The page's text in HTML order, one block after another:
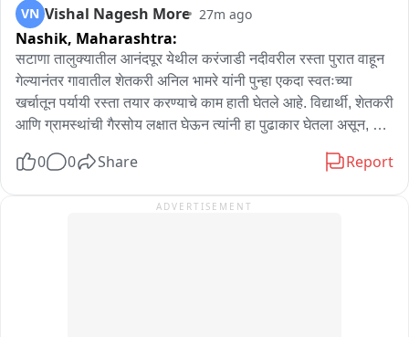
हजार रुपयांची रोकड चोरीला गेल्याचे स्पष्ट झाले.
VN Vishal Nagesh More 27m ago
Nashik, Maharashtra:
सटाणा तालुक्यातील आनंदपूर येथील करंजाडी नदीवरील रस्ता पुरात वाहून
गेल्यानंतर गावातील शेतकरी अनिल भामरे यांनी पुन्हा एकदा स्वतःच्या
खर्चातून पर्यायी रस्ता तयार करण्याचे काम हाती घेतले आहे. विद्यार्थी, शेतकरी
आणि ग्रामस्थांची गैरसोय लक्षात घेऊन त्यांनी हा पुढाकार घेतला असून, या
यांनी स्वतःच्या खर्चातून सुमारे साडेपाच लाख रुपये खर्च करून रस्ता तयार
0 0 Share Report
ADVERTISEMENT